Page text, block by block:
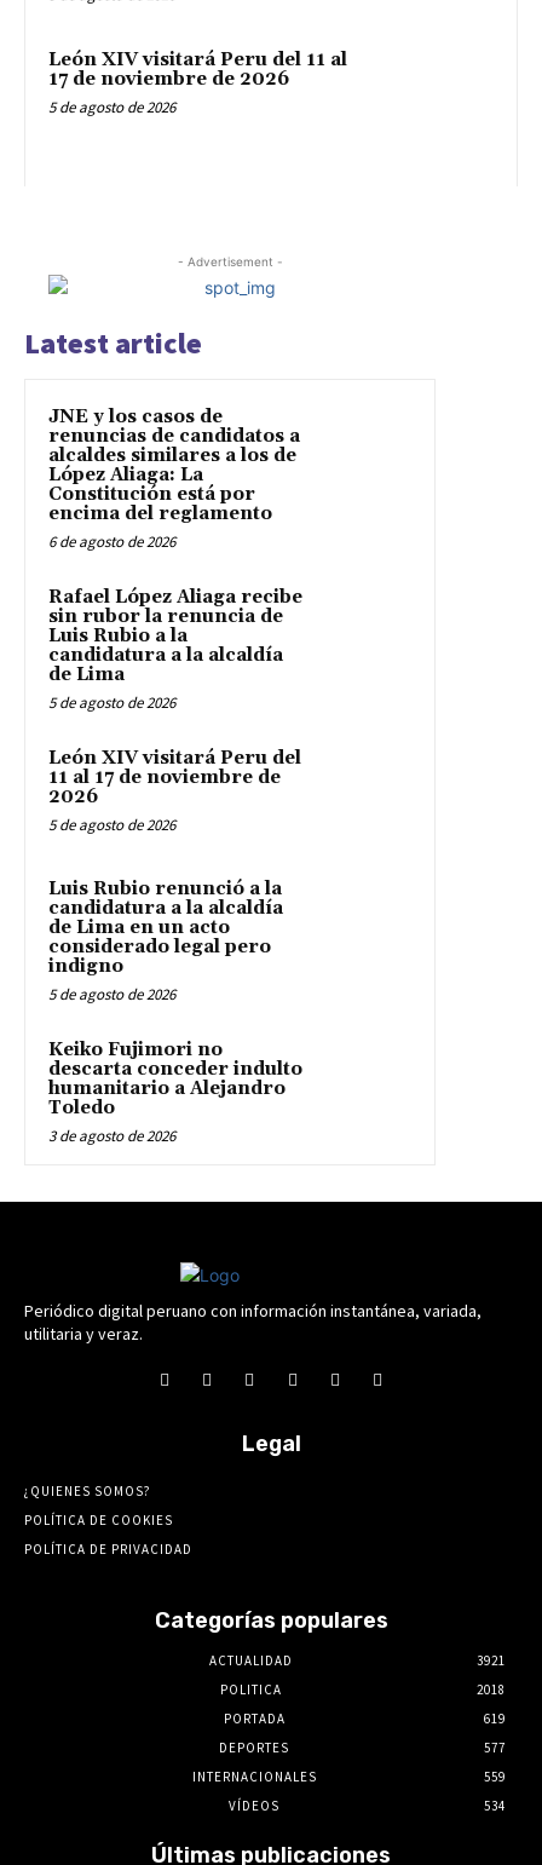
León XIV visitará Peru del 11 al
17 de noviembre de 2026
5 de agosto de 2026
- Advertisement -
Latest article
JNE y los casos de
renuncias de candidatos a
alcaldes similares a los de
López Aliaga: La
Constitución está por
encima del reglamento
6 de agosto de 2026
Rafael López Aliaga recibe
sin rubor la renuncia de
Luis Rubio a la
candidatura a la alcaldía
de Lima
5 de agosto de 2026
León XIV visitará Peru del
11 al 17 de noviembre de
2026
5 de agosto de 2026
Luis Rubio renunció a la
candidatura a la alcaldía
de Lima en un acto
considerado legal pero
indigno
5 de agosto de 2026
Keiko Fujimori no
descarta conceder indulto
humanitario a Alejandro
Toledo
3 de agosto de 2026
Periódico digital peruano con información instantánea, variada,
utilitaria y veraz.
Legal
¿QUIENES SOMOS?
POLÍTICA DE COOKIES
POLÍTICA DE PRIVACIDAD
Categorías populares
ACTUALIDAD
3921
POLITICA
2018
PORTADA
619
DEPORTES
577
INTERNACIONALES
559
VÍDEOS
534
Últimas publicaciones